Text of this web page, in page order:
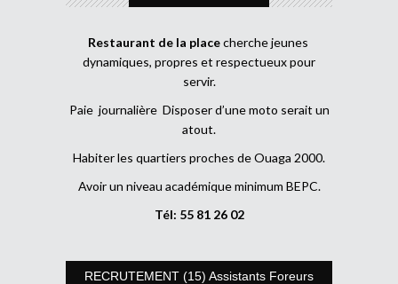
Restaurant de la placecherche jeunes
dynamiques, propres et respectueux pour
servir.
Paie journalière Disposer d’une moto serait un
atout.
Habiter les quartiers proches de Ouaga 2000.
Avoir un niveau académique minimum BEPC.
Tél: 55 81 26 02
RECRUTEMENT (15) Assistants Foreurs